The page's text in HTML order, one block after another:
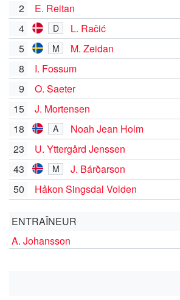
2
E. Reitan
4
D
L. Račić
5
M
M. Zeidan
8
I. Fossum
9
O. Saeter
15
J. Mortensen
18
A Noah Jean Holm
23 U. Yttergård Jenssen
43 M
J. Bárðarson
50
Håkon Singsdal Volden
ENTRAÎNEUR
A. Johansson